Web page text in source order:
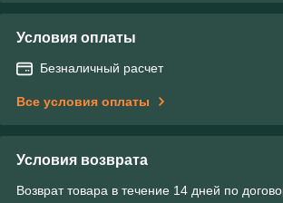
Условия оплаты
Безналичный расчет
Все условия оплаты
Условия возврата
Возврат товара в течение 14 дней по